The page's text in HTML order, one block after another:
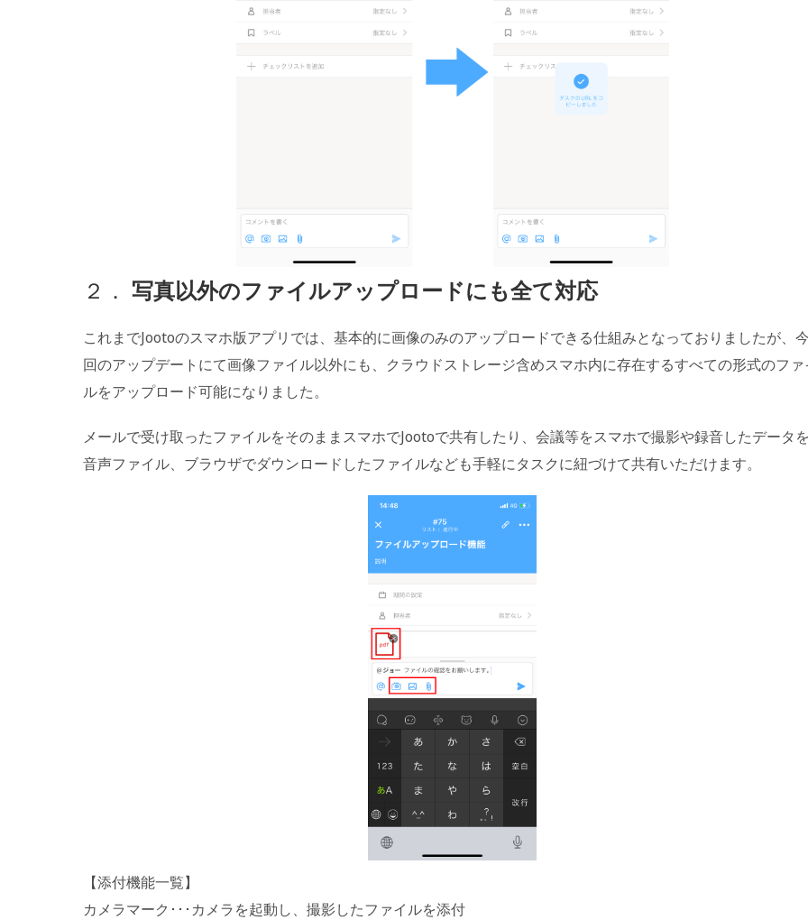
２． 写真以外のファイルアップロードにも全て対応
これまでJootoのスマホ版アプリでは、基本的に画像のみのアップロードできる仕組みとなっておりましたが、
回のアップデートにて画像ファイル以外にも、クラウドストレージ含めスマホ内に存在するすべての形式のファ
ルをアップロード可能になりました。
メールで受け取ったファイルをそのままスマホでJootoで共有したり、会議等をスマホで撮影や録音したデータ
音声ファイル、ブラウザでダウンロードしたファイルなども手軽にタスクに紐づけて共有いただけます。
【添付機能一覧】
カメラマーク･･･カメラを起動し、撮影したファイルを添付